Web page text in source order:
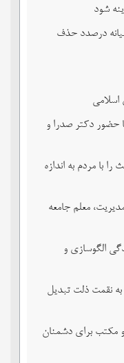
شود
درصدد حذف
اسلامی
حضور دکتر صدرا و
با مردم به اندازه
معلم جامعه
الگوسازی و
نقمت ذلت تبدیل
مکتب برای دشمنان